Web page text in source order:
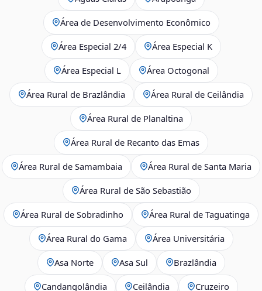
Área de Desenvolvimento Econômico
Área Especial 2/4 Área Especial K
Área Especial L Área Octogonal
Área Rural de Brazlândia Área Rural de Ceilândia
Área Rural de Planaltina
Área Rural de Recanto das Emas
Área Rural de Samambaia Área Rural de Santa Maria
Área Rural de São Sebastião
Área Rural de Sobradinho Área Rural de Taguatinga
Área Rural do Gama Área Universitária
Asa Norte Asa Sul Brazlândia
Candangolândia Ceilândia Cruzeiro